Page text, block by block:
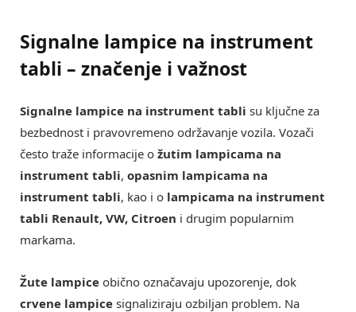
Signalne lampice na instrument
tabli – značenje i važnost
Signalne lampice na instrument tabli su ključne za
bezbednost i pravovremeno održavanje vozila. Vozači
često traže informacije o žutim lampicama na
instrument tabli, opasnim lampicama na
instrument tabli, kao i o lampicama na instrument
tabli Renault, VW, Citroen i drugim popularnim
markama.
Žute lampice obično označavaju upozorenje, dok
crvene lampice signaliziraju ozbiljan problem. Na